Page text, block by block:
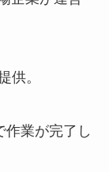
供。
作業が完了し